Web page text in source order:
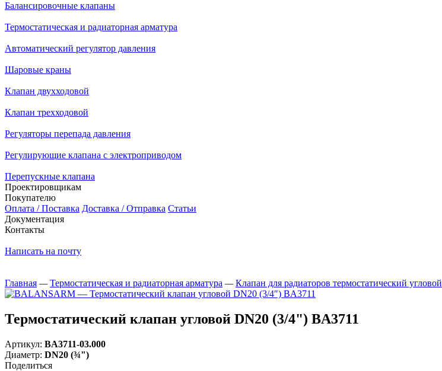
Балансировочные клапаны
Термостатическая и радиаторная арматура
Автоматический регулятор давления
Шаровые краны
Клапан двухходовой
Клапан трехходовой
Регуляторы перепада давления
Регулирующие клапана с электроприводом
Перепускные клапана
Проектировщикам
Покупателю
Оплата / Поставка Доставка / Отправка Статьи
Документация
Контакты
Написать на почту
Главная — Термостатическая и радиаторная арматура — Клапан для радиаторов термостатический угловой
Термостатический клапан угловой DN20 (3/4") BA3711
Артикул: BA3711-03.000
Диаметр: DN20 (¾")
Поделиться